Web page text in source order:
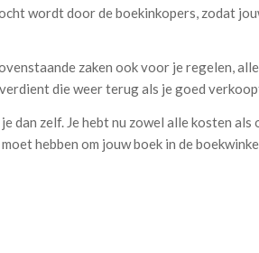
wordt door de boekinkopers, zodat
zaken ook voor je regelen,
die weer terug als je goed
dan zelf. Je hebt nu zowel alle kosten als
hebben om jouw boek in de